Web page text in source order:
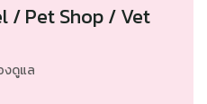
/ Pet Shop / Vet
งดูแล